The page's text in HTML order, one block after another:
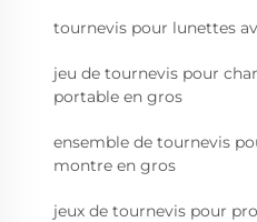
tournevis pour lunettes
jeu de tournevis pour
portable en gros
ensemble de tournevis
montre en gros
jeux de tournevis pour